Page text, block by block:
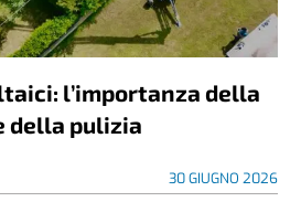
l’importanza della
della pulizia
30 GIUGNO 2026